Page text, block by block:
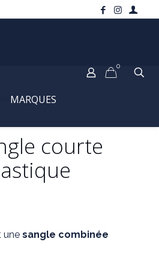
MARQUES
0
courte
unesangle combinée